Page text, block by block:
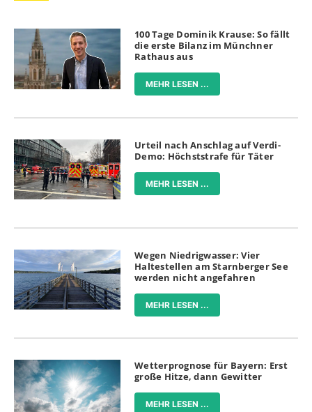
100 Tage Dominik Krause: So fällt
die erste Bilanz im Münchner
Rathaus aus
MEHR LESEN ...
Urteil nach Anschlag auf Verdi-
Demo: Höchststrafe für Täter
MEHR LESEN ...
Wegen Niedrigwasser: Vier
Haltestellen am Starnberger See
werden nicht angefahren
MEHR LESEN ...
Wetterprognose für Bayern: Erst
große Hitze, dann Gewitter
MEHR LESEN ...